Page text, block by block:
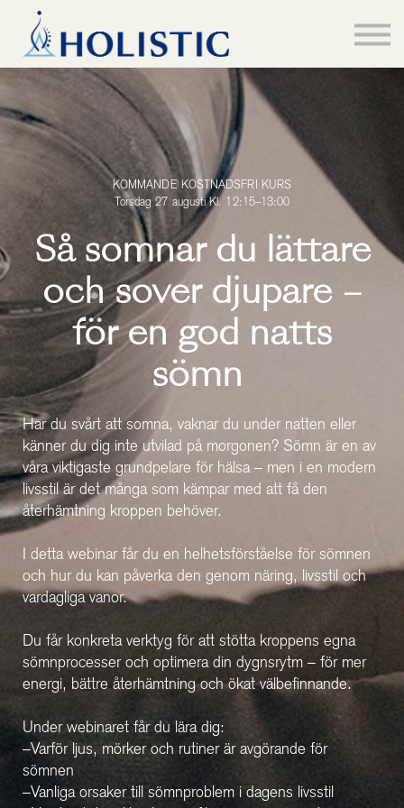
Kurser
About us
Logga in
KOMMANDE KOSTNADSFRI KURS
Torsdag 27 augusti Kl. 12:15–13:00
Så somnar du lättare
och sover djupare –
för en god natts
sömn
Har du svårt att somna, vaknar du under natten eller
känner du dig inte utvilad på morgonen? Sömn är en av
våra viktigaste grundpelare för hälsa – men i en modern
livsstil är det många som kämpar med att få den
återhämtning kroppen behöver.
I detta webinar får du en helhetsförståelse för sömnen
och hur du kan påverka den genom näring, livsstil och
vardagliga vanor.
Du får konkreta verktyg för att stötta kroppens egna
sömnprocesser och optimera din dygnsrytm – för mer
energi, bättre återhämtning och ökat välbefinnande.
Under webinaret får du lära dig:
–Varför ljus, mörker och rutiner är avgörande för
sömnen
–Vanliga orsaker till sömnproblem i dagens livsstil